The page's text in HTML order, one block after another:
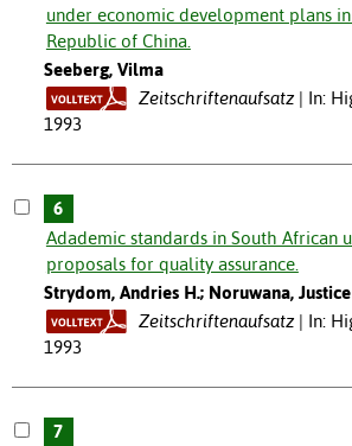
under economic development plans
Republic of China.
Seeberg, Vilma
Zeitschriftenaufsatz
In:
1993
6
Adademic standards in South African
proposals for quality assurance.
Strydom, Andries H.; Noruwana, Justice
Zeitschriftenaufsatz
In:
1993
7